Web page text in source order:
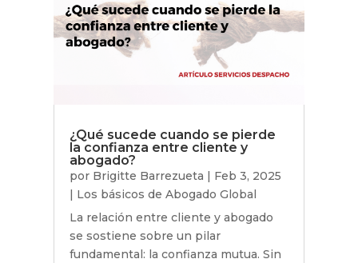
¿Qué sucede cuando se pierde
la confianza entre cliente y
abogado?
por Brigitte Barrezueta | Feb 3, 2025
| Los básicos de Abogado Global
La relación entre cliente y abogado
se sostiene sobre un pilar
fundamental: la confianza mutua. Sin